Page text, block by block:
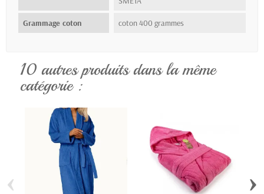
Grammage coton coton 400 grammes
10 autres produits dans la même
catégorie :
‹ ›